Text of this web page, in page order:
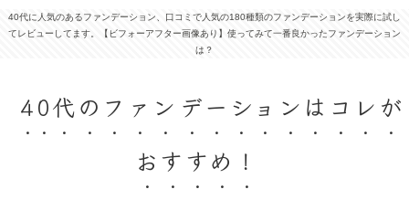
40代に人気のあるファンデーション、口コミで人気の180種類のファンデーションを実際に試し
てレビューしてます。【ビフォーアフター画像あり】使ってみて一番良かったファンデーション
は？
40代のファンデーションはコレが
おすすめ！